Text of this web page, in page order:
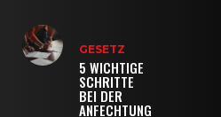
GESETZ
5 WICHTIGE
SCHRITTE
BEI DER
ANFECHTUNG